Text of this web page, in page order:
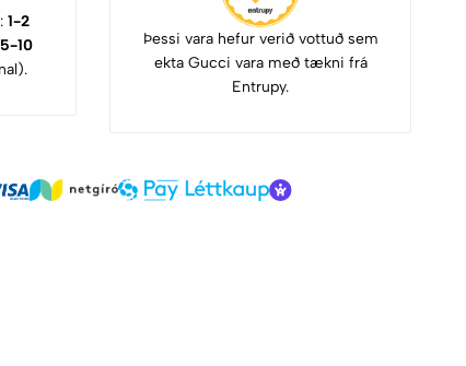
1-2
5-10
Þessi vara hefur verið vottuð sem
ekta Gucci vara með tækni frá
Entrupy.